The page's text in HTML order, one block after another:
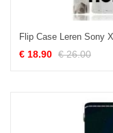
€ 18.90 € 26.00